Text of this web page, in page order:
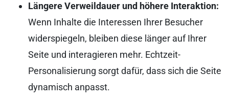
Längere Verweildauer und höhere Interaktion:
Wenn Inhalte die Interessen Ihrer Besucher
widerspiegeln, bleiben diese länger auf Ihrer
Seite und interagieren mehr. Echtzeit-
Personalisierung sorgt dafür, dass sich die Seite
dynamisch anpasst.